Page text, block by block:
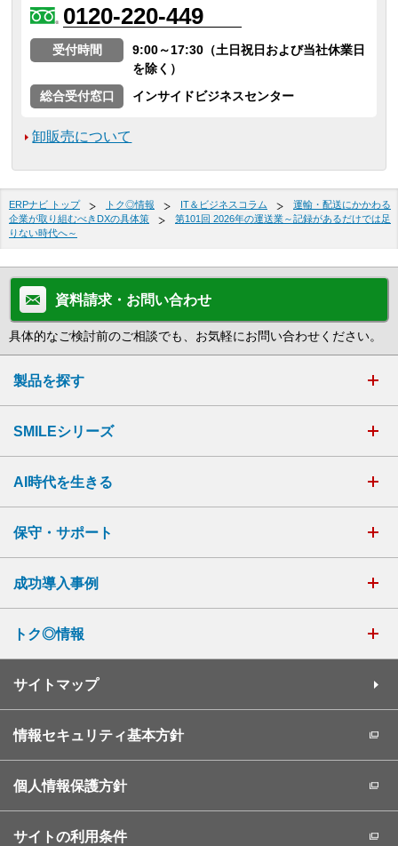
0120-220-449
受付時間
9:00～17:30（土日祝日および当社休業日
を除く）
総合受付窓口
インサイドビジネスセンター
卸販売について
ERPナビ トップ トク◎情報 IT＆ビジネスコラム
運輸・配送にかかわる
企業が取り組むべきDXの具体策
第101回 2026年の運送業～記録があるだけでは足
りない時代へ～
資料請求・お問い合わせ
具体的なご検討前のご相談でも、お気軽にお問い合わせください。
製品を探す
SMILEシリーズ
AI時代を生きる
保守・サポート
成功導入事例
トク◎情報
サイトマップ
情報セキュリティ基本方針
個人情報保護方針
サイトの利用条件